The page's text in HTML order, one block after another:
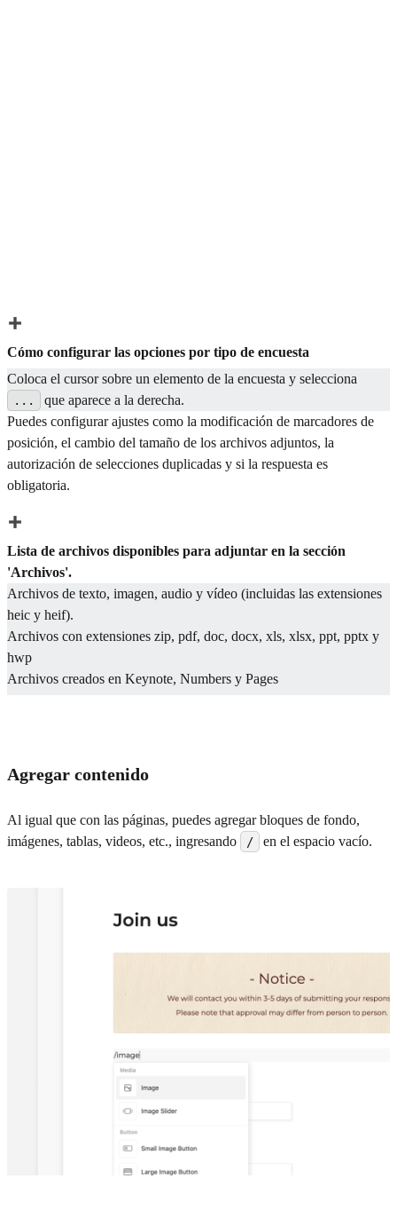
Cómo configurar las opciones por tipo de encuesta
Coloca el cursor sobre un elemento de la encuesta y selecciona
...
que aparece a la derecha.
Puedes configurar ajustes como la modificación de marcadores de
posición, el cambio del tamaño de los archivos adjuntos, la
autorización de selecciones duplicadas y si la respuesta es
obligatoria.
Lista de archivos disponibles para adjuntar en la sección
'Archivos'.
Archivos de texto, imagen, audio y vídeo (incluidas las extensiones
heic y heif).
Archivos con extensiones zip, pdf, doc, docx, xls, xlsx, ppt, pptx y
hwp
Archivos creados en Keynote, Numbers y Pages
Agregar contenido
Al igual que con las páginas, puedes agregar bloques de fondo,
imágenes, tablas, videos, etc., ingresando
/ en el espacio vacío.